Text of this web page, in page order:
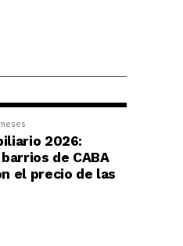
2026:
de CABA
el precio de las